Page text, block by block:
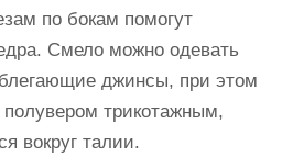
по бокам помогут
Смело можно одевать
джинсы, при этом
трикотажным,
вокруг талии.